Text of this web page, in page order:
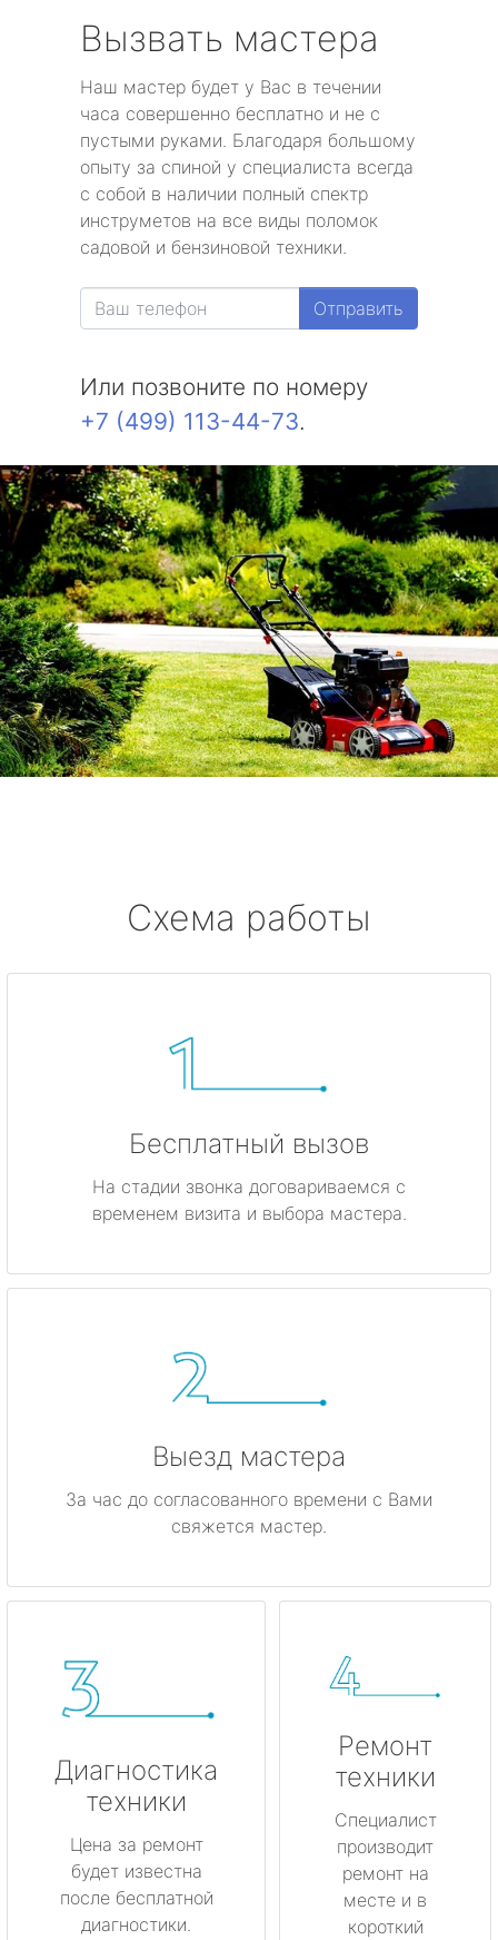
Вызвать мастера
Наш мастер будет у Вас в течении
часа совершенно бесплатно и не с
пустыми руками. Благодаря большому
опыту за спиной у специалиста всегда
с собой в наличии полный спектр
инструметов на все виды поломок
садовой и бензиновой техники.
Отправить
Или позвоните по номеру
+7 (499) 113-44-73.
Схема работы
Бесплатный вызов
На стадии звонка договариваемся с
временем визита и выбора мастера.
Выезд мастера
За час до согласованного времени с Вами
свяжется мастер.
Диагностика
техники
Цена за ремонт
будет известна
после бесплатной
диагностики.
Ремонт
техники
Специалист
производит
ремонт на
месте и в
короткий